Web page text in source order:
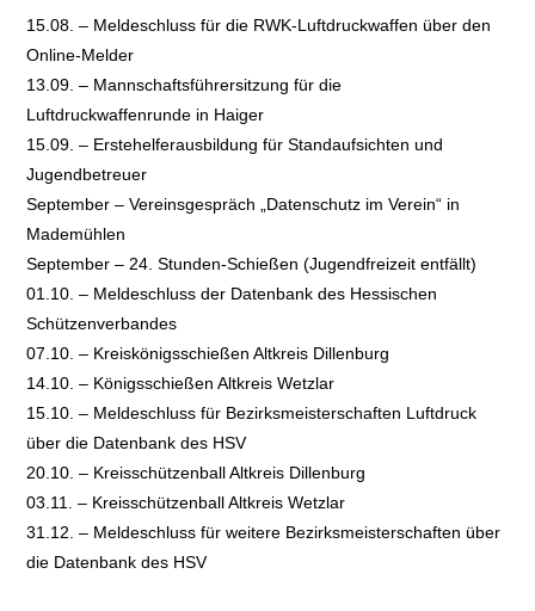
15.08. – Meldeschluss für die RWK-Luftdruckwaffen über den
Online-Melder
13.09. – Mannschaftsführersitzung für die
Luftdruckwaffenrunde in Haiger
15.09. – Erstehelferausbildung für Standaufsichten und
Jugendbetreuer
September – Vereinsgespräch „Datenschutz im Verein“ in
Mademühlen
September – 24. Stunden-Schießen (Jugendfreizeit entfällt)
01.10. – Meldeschluss der Datenbank des Hessischen
Schützenverbandes
07.10. – Kreiskönigsschießen Altkreis Dillenburg
14.10. – Königsschießen Altkreis Wetzlar
15.10. – Meldeschluss für Bezirksmeisterschaften Luftdruck
über die Datenbank des HSV
20.10. – Kreisschützenball Altkreis Dillenburg
03.11. – Kreisschützenball Altkreis Wetzlar
31.12. – Meldeschluss für weitere Bezirksmeisterschaften über
die Datenbank des HSV